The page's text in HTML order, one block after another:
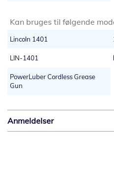
Kan bruges til følgende
Lincoln 1401
LIN-1401
PowerLuber Cordless Grease
Gun
Anmeldelser